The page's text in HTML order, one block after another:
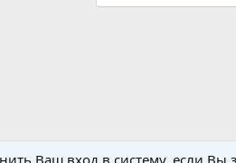
Ваш вход в систему, если Вы